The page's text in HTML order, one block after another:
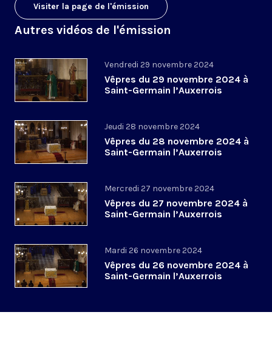
Visiter la page de l'émission
Autres vidéos de l'émission
Vendredi 29 novembre 2024
Vêpres du 29 novembre 2024 à
Saint-Germain l’Auxerrois
Jeudi 28 novembre 2024
Vêpres du 28 novembre 2024 à
Saint-Germain l’Auxerrois
Mercredi 27 novembre 2024
Vêpres du 27 novembre 2024 à
Saint-Germain l’Auxerrois
Mardi 26 novembre 2024
Vêpres du 26 novembre 2024 à
Saint-Germain l’Auxerrois